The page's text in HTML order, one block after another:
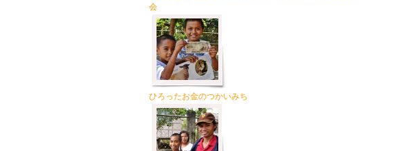
会
ひろったお金のつかいみち